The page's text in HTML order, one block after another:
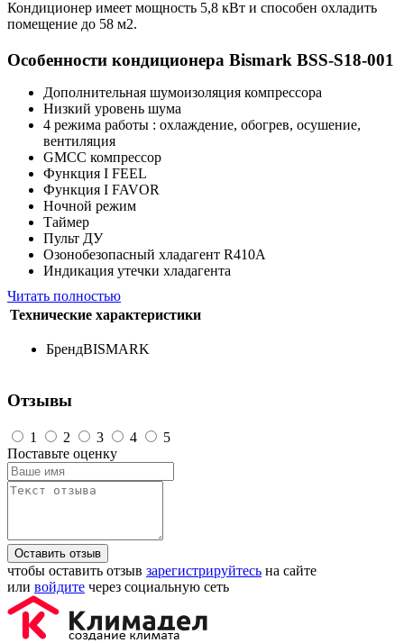
Кондиционер имеет мощность 5,8 кВт и способен охладить
помещение до 58 м2.
Особенности кондиционера Bismark BSS-S18-001
Дополнительная шумоизоляция компрессора
Низкий уровень шума
4 режима работы : охлаждение, обогрев, осушение,
вентиляция
GMCC компрессор
Функция I FEEL
Функция I FAVOR
Ночной режим
Таймер
Пульт ДУ
Озонобезопасный хладагент R410A
Индикация утечки хладагента
Читать полностью
Технические характеристики
БрендBISMARK
Отзывы
1 2 3 4
5
Поставьте оценку
Оставить отзыв
чтобы оставить отзыв зарегистрируйтесь на сайте
или войдите через социальную сеть